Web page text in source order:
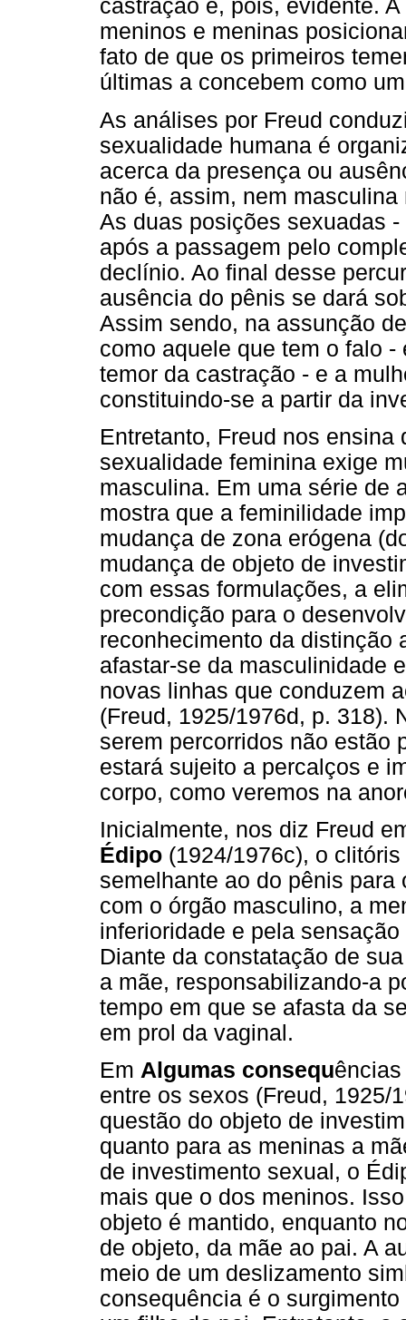
castração é, pois, evidente.
meninos e meninas
fato de que os primeiros
últimas a concebem como
As análises por Freud
sexualidade humana é
acerca da presença ou
não é, assim, nem
As duas posições sexuadas
após a passagem pelo
declínio. Ao final desse
ausência do pênis se dará
Assim sendo, na assunção
como aquele que tem o falo
temor da castração - e a
constituindo-se a partir da
Entretanto, Freud nos
sexualidade feminina exige
masculina. Em uma série de
mostra que a feminilidade
mudança de zona erógena
mudança de objeto de
com essas formulações, a
precondição para o
reconhecimento da distinção
afastar-se da masculinidade
novas linhas que conduzem
(Freud, 1925/1976d, p. 318).
serem percorridos não estão
estará sujeito a percalços e
corpo, como veremos na
Inicialmente, nos diz Freud
Édipo (1924/1976c), o
semelhante ao do pênis
com o órgão masculino, a
inferioridade e pela
Diante da constatação de
a mãe, responsabilizando-a
tempo em que se afasta da
em prol da vaginal.
Em Algumas consequ
entre os sexos (Freud, 1925/
questão do objeto de
quanto para as meninas a
de investimento sexual, o
mais que o dos meninos.
objeto é mantido, enquanto
de objeto, da mãe ao pai. A
meio de um deslizamento
consequência é o